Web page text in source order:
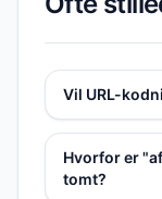
Vil URL-
Hvorfor er
tomt?